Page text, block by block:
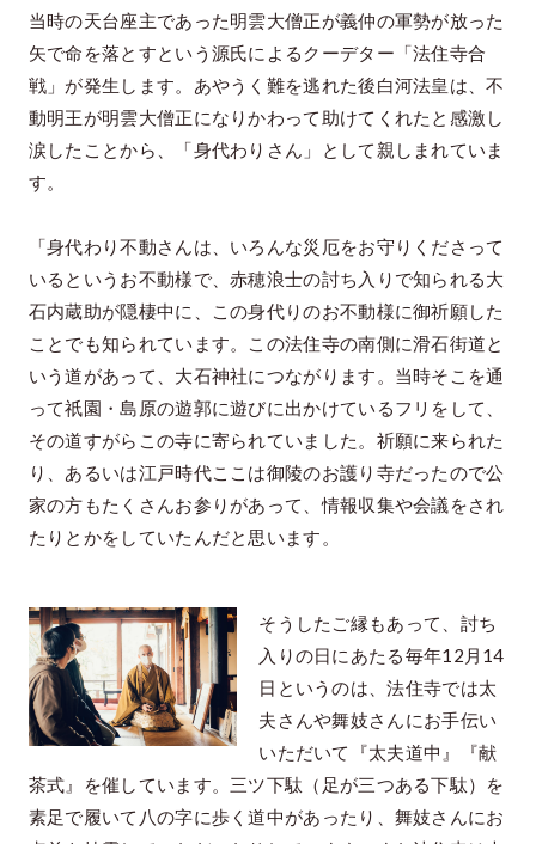
当時の天台座主であった明雲大僧正が義仲の軍勢が放った
矢で命を落とすという源氏によるクーデター「法住寺合
戦」が発生します。あやうく難を逃れた後白河法皇は、不
動明王が明雲大僧正になりかわって助けてくれたと感激し
涙したことから、「身代わりさん」として親しまれていま
す。
「身代わり不動さんは、いろんな災厄をお守りくださって
いるというお不動様で、赤穂浪士の討ち入りで知られる大
石内蔵助が隠棲中に、この身代りのお不動様に御祈願した
ことでも知られています。この法住寺の南側に滑石街道と
いう道があって、大石神社につながります。当時そこを通
って祇園・島原の遊郭に遊びに出かけているフリをして、
その道すがらこの寺に寄られていました。祈願に来られた
り、あるいは江戸時代ここは御陵のお護り寺だったので公
家の方もたくさんお参りがあって、情報収集や会議をされ
たりとかをしていたんだと思います。
そうしたご縁もあって、討ち
入りの日にあたる毎年12月14
日というのは、法住寺では太
夫さんや舞妓さんにお手伝い
いただいて『太夫道中』『献
茶式』を催しています。三ツ下駄（足が三つある下駄）を
素足で履いて八の字に歩く道中があったり、舞妓さんにお